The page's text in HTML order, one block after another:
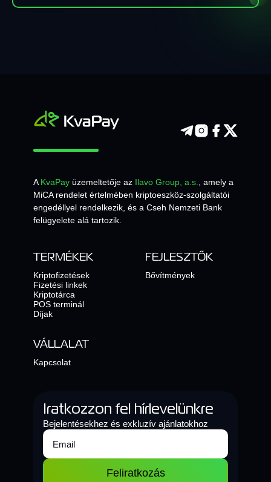
AKvaPay üzemeltetője az Ilavo Group, a.s., amely a
MiCA rendelet értelmében kriptoeszköz-szolgáltatói
engedéllyel rendelkezik, és a Cseh Nemzeti Bank
felügyelete alá tartozik.
TERMÉKEK
Kriptofizetések
Fizetési linkek
Kriptotárca
POS terminál
Díjak
FEJLESZTŐK
Bővítmények
VÁLLALAT
Kapcsolat
Iratkozzon fel hírlevelünkre
Bejelentésekhez és exkluzív ajánlatokhoz
Feliratkozás